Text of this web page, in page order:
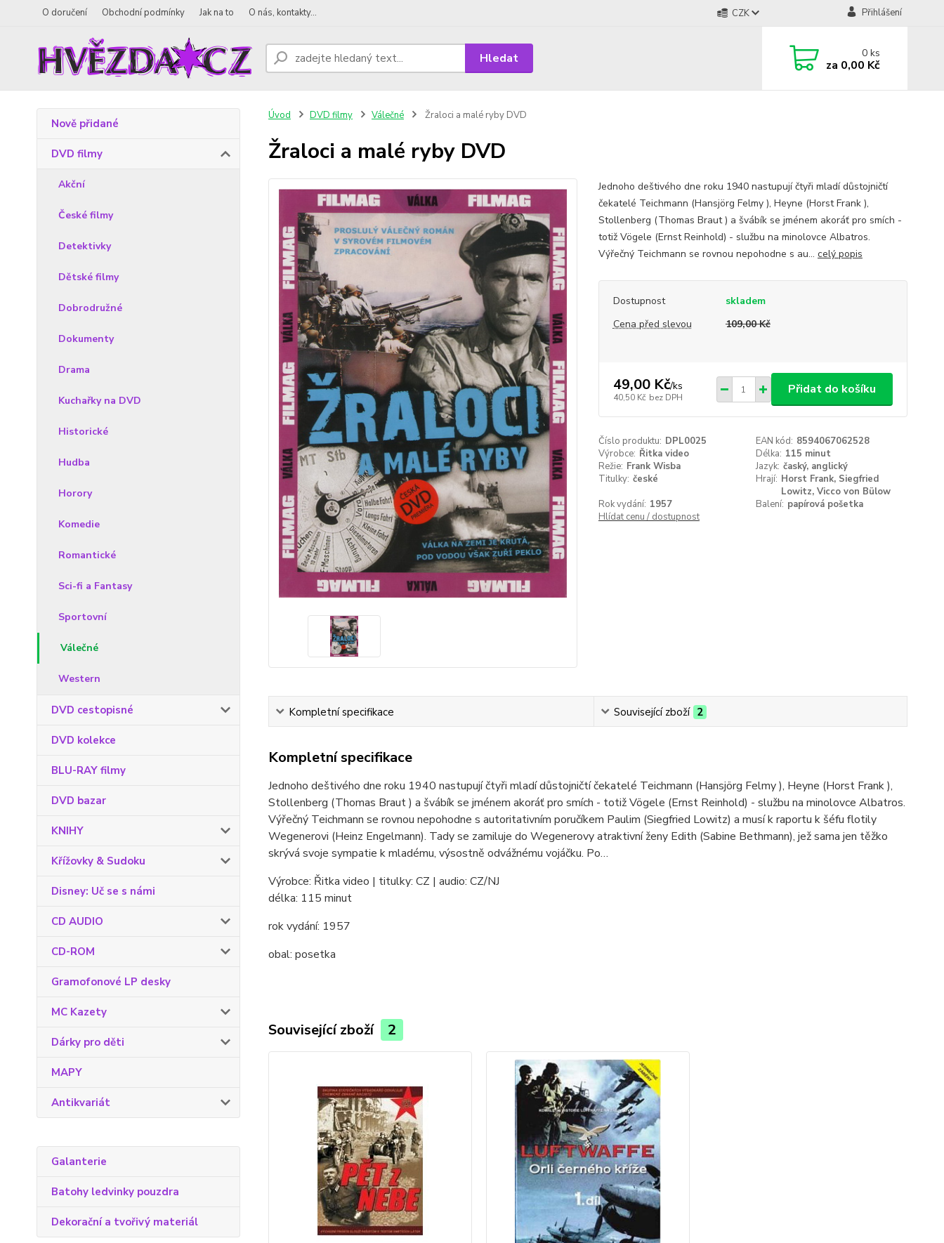
O doručení Obchodní podmínky Jak na to O nás, kontakty... CZK Přihlášení
Hledat 0ks
za 0,00 Kč
Nově přidané
DVD filmy
Akční
České filmy
Detektivky
Dětské filmy
Dobrodružné
Dokumenty
Drama
Kuchařky na DVD
Historické
Hudba
Horory
Komedie
Romantické
Sci-fi a Fantasy
Sportovní
Válečné
Western
DVD cestopisné
DVD kolekce
BLU-RAY filmy
DVD bazar
KNIHY
Křížovky & Sudoku
Disney: Uč se s námi
CD AUDIO
CD-ROM
Gramofonové LP desky
MC Kazety
Dárky pro děti
MAPY
Antikvariát
Galanterie
Batohy ledvinky pouzdra
Dekorační a tvořivý materiál
Úvod DVD filmy Válečné Žraloci a malé ryby DVD
Žraloci a malé ryby DVD
Jednoho deštivého dne roku 1940 nastupují čtyři mladí důstojničtí
čekatelé Teichmann (Hansjörg Felmy ), Heyne (Horst Frank ),
Stollenberg (Thomas Braut ) a švábík se jménem akoráť pro smích -
totiž Vögele (Ernst Reinhold) - službu na minolovce Albatros.
Výřečný Teichmann se rovnou nepohodne s au... celý popis
Dostupnost
skladem
Cena před slevou
109,00 Kč
49,00 Kč/ks
40,50 Kč bez DPH
Přidat do košíku
Číslo produktu: DPL0025 EAN kód: 8594067062528
Výrobce: Řitka video Délka: 115 minut
Režie: Frank Wisba Jazyk: časký, anglický
Titulky: české Hrají: Horst Frank, Siegfried
Lowitz, Vicco von Bülow
Rok vydání: 1957 Balení: papírová pošetka
Hlídat cenu / dostupnost
Kompletní specifikace Související zboží 2
Kompletní specifikace
Jednoho deštivého dne roku 1940 nastupují čtyři mladí důstojničtí čekatelé Teichmann (Hansjörg Felmy ), Heyne (Horst Frank ),
Stollenberg (Thomas Braut ) a švábík se jménem akoráť pro smích - totiž Vögele (Ernst Reinhold) - službu na minolovce Albatros.
Výřečný Teichmann se rovnou nepohodne s autoritativním poručíkem Paulim (Siegfried Lowitz) a musí k raportu k šéfu flotily
Wegenerovi (Heinz Engelmann). Tady se zamiluje do Wegenerovy atraktivní ženy Edith (Sabine Bethmann), jež sama jen těžko
skrývá svoje sympatie k mladému, výsostně odvážnému vojáčku. Po…
Výrobce: Řitka video | titulky: CZ | audio: CZ/NJ
délka: 115 minut
rok vydání: 1957
obal: posetka
Související zboží 2